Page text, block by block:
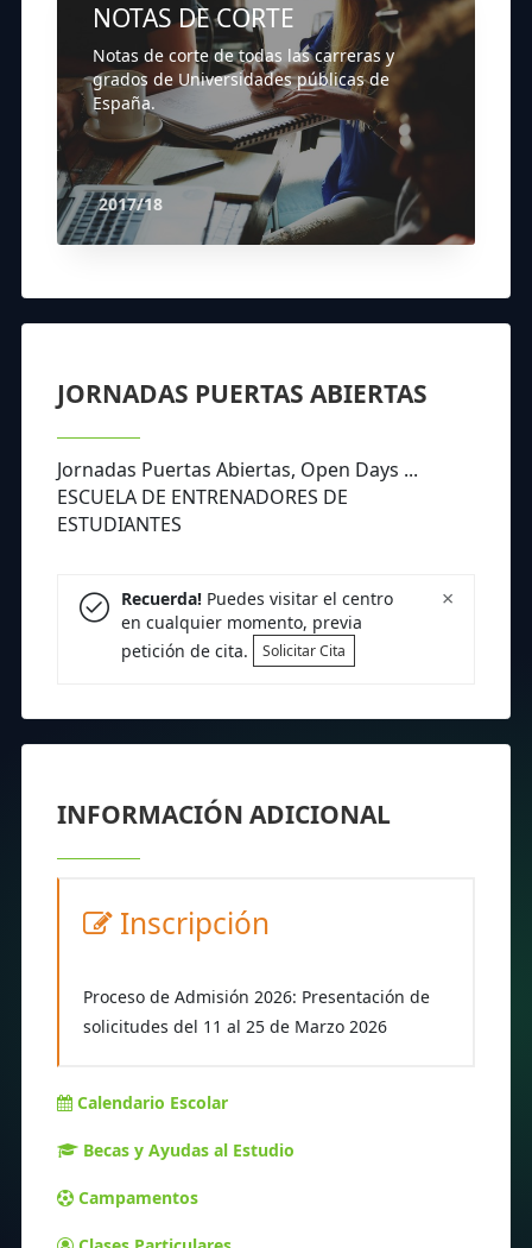
NOTAS DE CORTE
Notas de corte de todas las carreras y
grados de Universidades públicas de
España.
2017/18
JORNADAS PUERTAS ABIERTAS
Jornadas Puertas Abiertas, Open Days ...
ESCUELA DE ENTRENADORES DE
ESTUDIANTES
×
Recuerda!Puedes visitar el centro
en cualquier momento, previa
petición de cita.
Solicitar Cita
INFORMACIÓN ADICIONAL
Inscripción
Proceso de Admisión 2026: Presentación de
solicitudes del 11 al 25 de Marzo 2026
Calendario Escolar
Becas y Ayudas al Estudio
Campamentos